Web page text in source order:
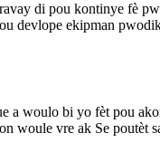
di pou kontinye fè
devlope ekipman
a woulo bi yo fèt pou
woule vre ak Se poutèt